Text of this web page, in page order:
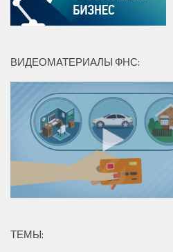
ВИДЕОМАТЕРИАЛЫ ФНС:
ТЕМЫ: